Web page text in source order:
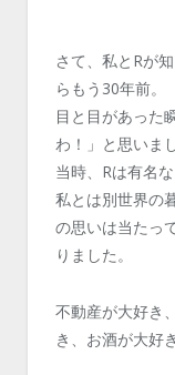
さて、私とRが
らもう30年前。
目と目があった
わ！」と思いま
当時、Rは有名
私とは別世界の
の思いは当たっ
りました。
不動産が大好き
き、お酒が大好